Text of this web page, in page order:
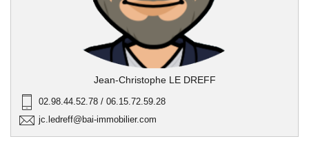
Jean-Christophe LE DREFF
02.98.44.52.78 / 06.15.72.59.28
jc.ledreff@bai-immobilier.com